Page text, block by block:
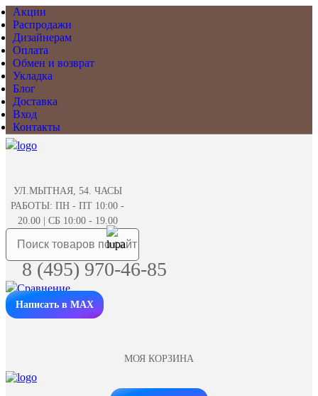
Акции
Распродажи
Дизайнерам
Оплата
Обмен и возврат
Укладка
Блог
Доставка
Вход
Контакты
УЛ.МЫТНАЯ, 54. ЧАСЫ
РАБОТЫ: ПН - ПТ 10:00 -
20.00 | СБ 10:00 - 19.00
8 (495) 970-46-85
Написать в MAX
МОЯ КОРЗИНА
Заказать звонок